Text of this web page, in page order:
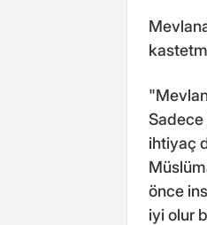
Sadece
ihtiyaç
önce
iyi olur